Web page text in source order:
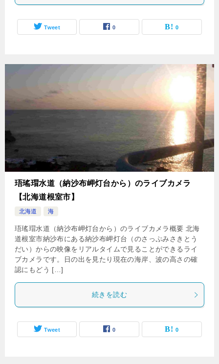
Tweet 0 0
珸瑤瑁水道（納沙布岬灯台から）のライブカメラ
【北海道根室市】
北海道 海
珸瑤瑁水道（納沙布岬灯台から）のライブカメラ概要 北海
道根室市納沙布にある納沙布岬灯台（のさっぷみさきとう
だい）からの映像をリアルタイムで見ることができるライ
ブカメラです。日の出を見たり現在の海岸、波の高さの確
認にもどう […]
続きを読む
Tweet 0 0